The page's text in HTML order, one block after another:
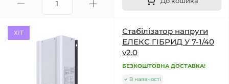
ХІТ
Стабілізатор напруги
ЕЛЕКС ГІБРИД У 7-1/40
v2.0
БЕЗКОШТОВНА ДОСТАВКА!
В наявності